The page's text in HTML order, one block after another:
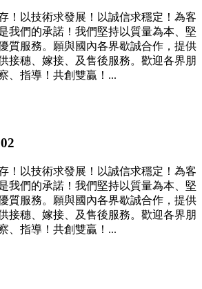
！以技術求發展！以誠信求穩定！為客
我們的承諾！我們堅持以質量為本、堅
質服務。願與國內各界歇誠合作，提供
接穗、嫁接、及售後服務。歡迎各界朋
、指導！共創雙贏！...
！以技術求發展！以誠信求穩定！為客
我們的承諾！我們堅持以質量為本、堅
質服務。願與國內各界歇誠合作，提供
接穗、嫁接、及售後服務。歡迎各界朋
、指導！共創雙贏！...